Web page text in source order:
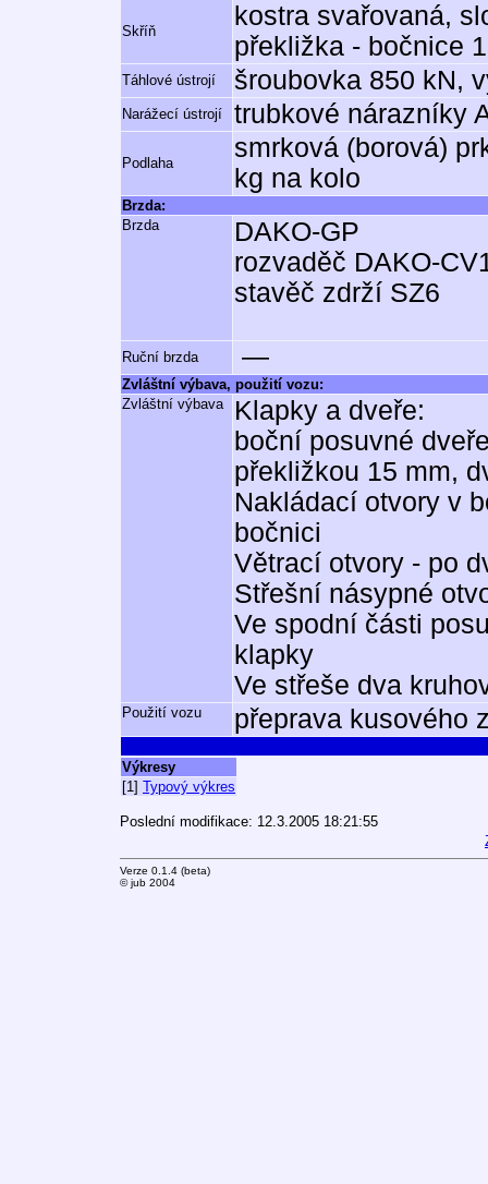
Skříň
kostra svařovaná,
překližka - bočnice
Táhlové ústrojí šroubovka 850 kN,
Narážecí ústrojí trubkové nárazníky
Podlaha
smrková (borová)
kg na kolo
Brzda:
Brzda
DAKO-GP
rozvaděč DAKO-
stavěč zdrží SZ6
Ruční brzda —
Zvláštní výbava, použití vozu:
Zvláštní výbava
Klapky a dveře:
boční posuvné
překližkou 15 mm,
Nakládací otvory v
bočnici
Větrací otvory - po
Střešní násypné
Ve spodní části
klapky
Ve střeše dva
Použití vozu přeprava kusového
Výkresy
[1] Typový výkres
Poslední modifikace: 12.3.2005 18:21:55
Verze 0.1.4 (beta)
© jub 2004